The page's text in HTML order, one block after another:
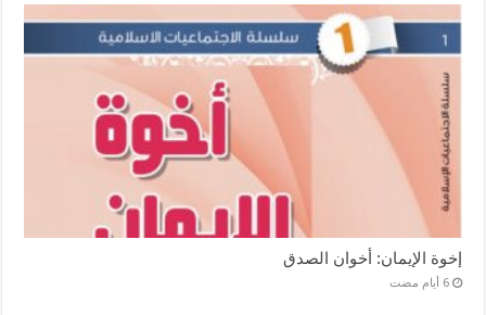
إخوة الإيمان: أخوان الصدق
‏6 أيام مضت